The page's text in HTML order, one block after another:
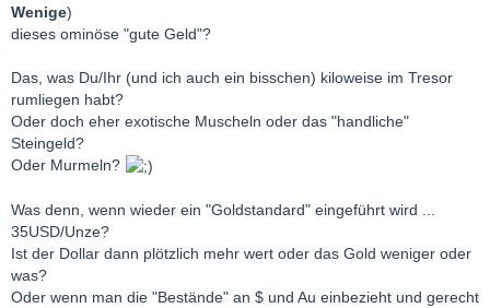
Wenige)
dieses ominöse "gute Geld"?
Das, was Du/Ihr (und ich auch ein bisschen) kiloweise im Tresor
rumliegen habt?
Oder doch eher exotische Muscheln oder das "handliche"
Steingeld?
Oder Murmeln?
Was denn, wenn wieder ein "Goldstandard" eingeführt wird ...
35USD/Unze?
Ist der Dollar dann plötzlich mehr wert oder das Gold weniger oder
was?
Oder wenn man die "Bestände" an $ und Au einbezieht und gerecht